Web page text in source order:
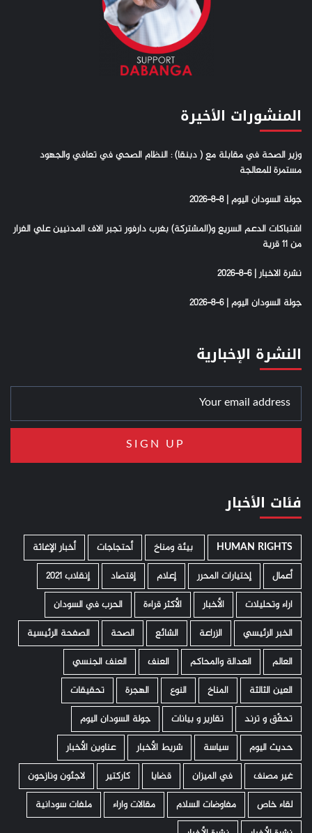
المنشورات الأخيرة
وزير الصحة في مقابلة مع ( دبنقا) : النظام الصحي في تعافي والجهود
مستمرة للمعالجة
جولة السودان اليوم | 8-8-2026
اشتباكات الدعم السريع و(المشتركة) بغرب دارفور تجبر الاف المدنيين علي الفرار
من 11 قرية
نشرة الاخبار | 6-8-2026
جولة السودان اليوم | 6-8-2026
النشرة الإخبارية
فئات الأخبار
HUMAN RIGHTS ­ بيئة ومناخ أحتجاجات
أخبار الإغاثة
أعمال
إختيارات المحرر إعلام إقتصاد
إنقلاب 2021
اراء وتحليلات
الأخبار الأكثر قراءة
الحرب في السودان
الخبر الرئيسي
الزراعة الشائع الصحة
الصفحة الرئيسية
العالم
العدالة والمحاكم العنف
العنف الجنسي
العين الثالثة
المناخ النوع الهجرة
تحقيقات
تحقّق و ترند
تقارير و بيانات
جولة السودان اليوم
حديث اليوم
سياسة شريط الأخبار
عناوين الأخبار
غير مصنف
في الميزان قضايا كاركتير
لاجئون ونازحون
لقاء خاص
مفاوضات السلام مقالات واراء
ملفات سودانية